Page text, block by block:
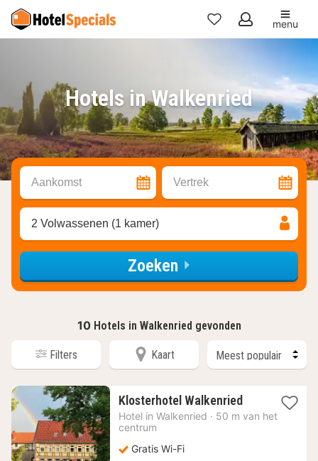
Mijn
favorieten
menu
Hotels in Walkenried
Aankomst Vertrek
2 Volwassenen (1 kamer)
Zoeken
10 Hotels in Walkenried gevonden
Filters Kaart
Klosterhotel Walkenried1
nacht
Hotel in Walkenried · 50 m van het
centrum
Gratis Wi-Fi